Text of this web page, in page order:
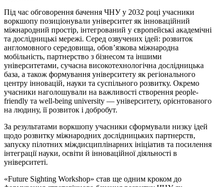
Під час обговорення бачення ЧНУ у 2032 році учасники
воркшопу позиціонували університет як інноваційний
міжнародний простір, інтегрований у європейські академічні
та дослідницькі мережі. Серед озвучених ідей: розвиток
англомовного середовища, обов’язкова міжнародна
мобільність, партнерство з бізнесом та іншими
університетами, сучасна високотехнологічна дослідницька
база, а також формування університету як регіонального
центру інновацій, науки та суспільного розвитку. Окремо
учасники наголошували на важливості створення people-
friendly та well-being university — університету, орієнтованого
на людину, її розвиток і добробут.
За результатами воркшопу учасники сформували низку ідей
щодо розвитку міжнародних дослідницьких партнерств,
запуску пілотних міждисциплінарних ініціатив та посилення
інтеграції науки, освіти й інноваційної діяльності в
університеті.
«Future Sighting Workshop» став ще одним кроком до